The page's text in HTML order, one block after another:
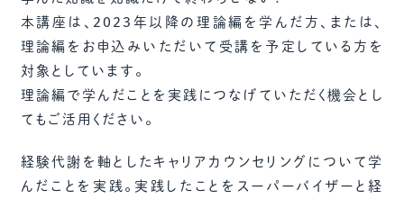
本講座は、2023年以降の理論編を学んだ方、または、
理論編をお申込みいただいて受講を予定している方を
対象としています。
理論編で学んだことを実践につなげていただく機会とし
てもご活用ください。
経験代謝を軸としたキャリアカウンセリングについて学
んだことを実践。実践したことをスーパーバイザーと経